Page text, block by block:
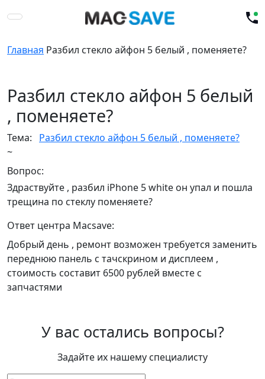
Главная Разбил стекло айфон 5 белый , поменяете?
Разбил стекло айфон 5 белый
, поменяете?
Тема:
Разбил стекло айфон 5 белый , поменяете?
~
Вопрос:
Здраствуйте , разбил iPhone 5 white он упал и пошла
трещина по стеклу поменяете?
Ответ центра Macsave:
Добрый день , ремонт возможен требуется заменить
переднюю панель с тачскрином и дисплеем ,
стоимость составит 6500 рублей вместе с
запчастями
У вас остались вопросы?
Задайте их нашему специалисту